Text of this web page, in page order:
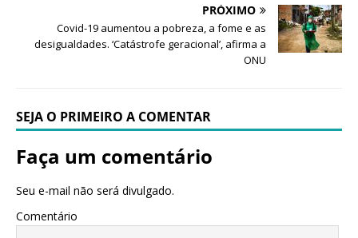
PRÓXIMO
Covid-19 aumentou a pobreza, a fome e as
desigualdades. ‘Catástrofe geracional’, afirma a
ONU
SEJA O PRIMEIRO A COMENTAR
Faça um comentário
Seu e-mail não será divulgado.
Comentário